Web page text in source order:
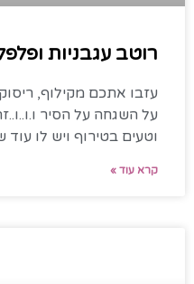
רוטב עגבניות
עזבו אתכם מקילוף,
על השגחה על הסיר
וטעים בטירוף ויש לו
קרא עוד »